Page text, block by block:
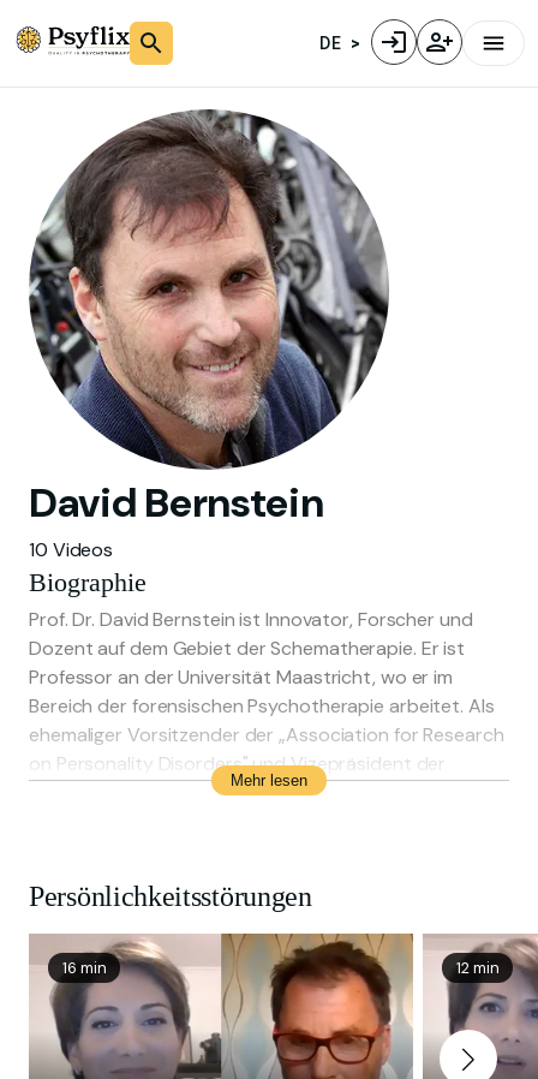
DE
David Bernstein
10 Videos
Biographie
Prof. Dr. David Bernstein ist Innovator, Forscher und
Dozent auf dem Gebiet der Schematherapie. Er ist
Professor an der Universität Maastricht, wo er im
Bereich der forensischen Psychotherapie arbeitet. Als
ehemaliger Vorsitzender der „Association for Research
on Personality Disorders" und Vizepräsident der
„International Society of Schema Therapy" ist Bernstein
Psychologie, Kindheitstraumata und Sucht. Er hat
iModes erschaffen, ein cartoonbasiertes System für die
Arbeit mit der Schematherapie, und „SafePath
Solutions" entwickelt, ein Programm für Erwachsene
und Jugendliche mit Persönlichkeitsstörungen,
Aggressions- und Suchtproblemen.
Mehr lesen
Persönlichkeitsstörungen
16 min 12 min